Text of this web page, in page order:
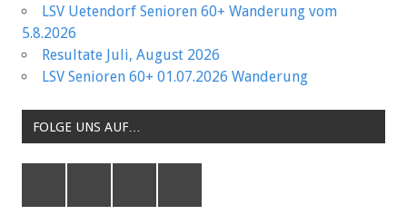
LSV Uetendorf Senioren 60+ Wanderung vom
5.8.2026
Resultate Juli, August 2026
LSV Senioren 60+ 01.07.2026 Wanderung
FOLGE UNS AUF…